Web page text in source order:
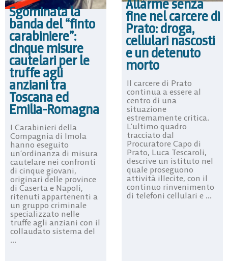
Sgominata la
banda del “finto
carabiniere”:
cinque misure
cautelari per le
truffe agli
anziani tra
Toscana ed
Emilia-Romagna
I Carabinieri della
Compagnia di Imola
hanno eseguito
un’ordinanza di misura
cautelare nei confronti
di cinque giovani,
originari delle province
di Caserta e Napoli,
ritenuti appartenenti a
un gruppo criminale
specializzato nelle
truffe agli anziani con il
collaudato sistema del
...
Allarme senza
fine nel carcere di
Prato: droga,
cellulari nascosti
e un detenuto
morto
Il carcere di Prato
continua a essere al
centro di una
situazione
estremamente critica.
L’ultimo quadro
tracciato dal
Procuratore Capo di
Prato, Luca Tescaroli,
descrive un istituto nel
quale proseguono
attività illecite, con il
continuo rinvenimento
di telefoni cellulari e ...